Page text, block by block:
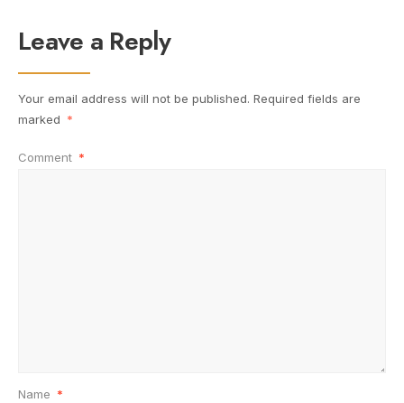
Leave a Reply
Your email address will not be published. Required fields are
marked *
Comment *
Name *